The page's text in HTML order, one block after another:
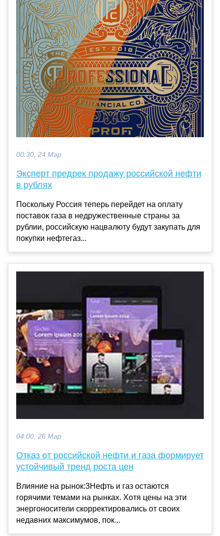
00:30, 24 Мар
Эксперт предрек продажу российской нефти
в рублях
Поскольку Россия теперь перейдет на оплату
поставок газа в недружественные страны за
рублии, российскую нацвалюту будут закупать для
покупки нефтегаз...
04:00, 26 Мар
Отказ от российской нефти и газа формирует
устойчивый тренд роста цен
Влияние на рынок:3Нефть и газ остаются
горячими темами на рынках. Хотя цены на эти
энергоносители скорректировались от своих
недавних максимумов, пок...